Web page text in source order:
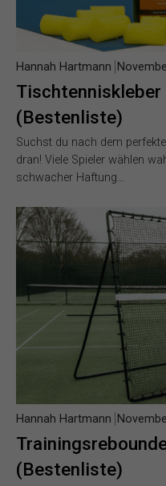
(Bestenliste)
Hannah Hartmann
Suchst du nach dem
dran! Viele Spieler wählen
schwacher Haftung…
(Bestenliste)
Hannah Hartmann